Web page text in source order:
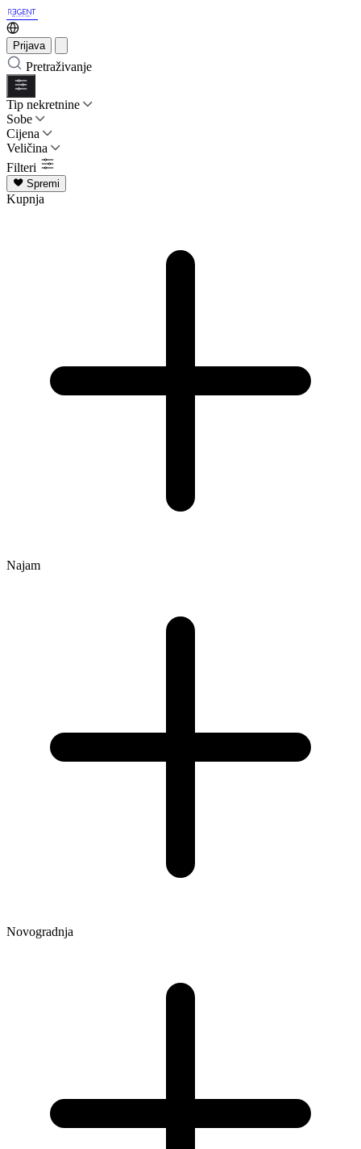
Prijava
Pretraživanje
Tip nekretnine
Sobe
Cijena
Veličina
Filteri
Spremi
Kupnja
Najam
Novogradnja